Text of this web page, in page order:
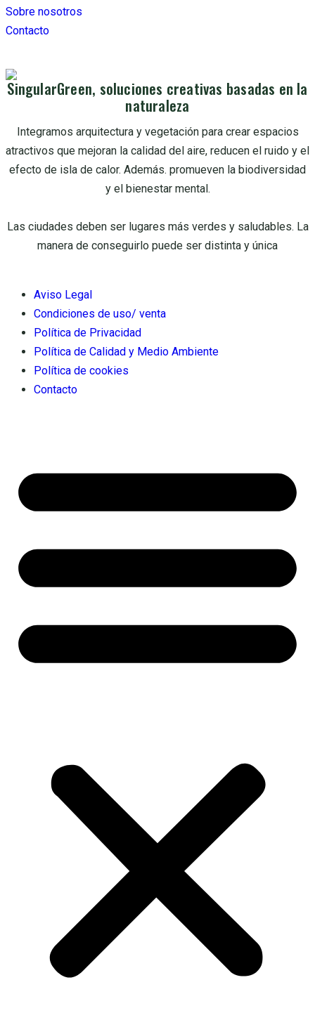
Sobre nosotros
Contacto
SingularGreen, soluciones creativas basadas en la
naturaleza
Integramos arquitectura y vegetación para crear espacios
atractivos que mejoran la calidad del aire, reducen el ruido y el
efecto de isla de calor. Además. promueven la biodiversidad
y el bienestar mental.
Las ciudades deben ser lugares más verdes y saludables. La
manera de conseguirlo puede ser distinta y única
Aviso Legal
Condiciones de uso/ venta
Política de Privacidad
Política de Calidad y Medio Ambiente
Política de cookies
Contacto